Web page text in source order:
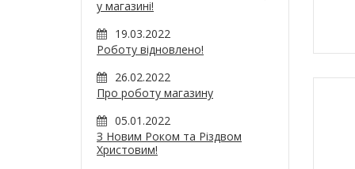
у магазині!
19.03.2022
Роботу відновлено!
26.02.2022
Про роботу магазину
05.01.2022
З Новим Роком та Різдвом
Христовим!